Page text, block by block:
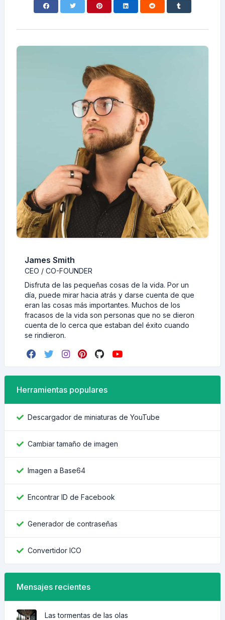
James Smith
CEO / CO-FOUNDER
Disfruta de las pequeñas cosas de la vida. Por un
día, puede mirar hacia atrás y darse cuenta de que
eran las cosas más importantes. Muchos de los
fracasos de la vida son personas que no se dieron
cuenta de lo cerca que estaban del éxito cuando
se rindieron.
Herramientas populares
Descargador de miniaturas de YouTube
Cambiar tamaño de imagen
Imagen a Base64
Encontrar ID de Facebook
Generador de contraseñas
Convertidor ICO
Mensajes recientes
Las tormentas de las olas